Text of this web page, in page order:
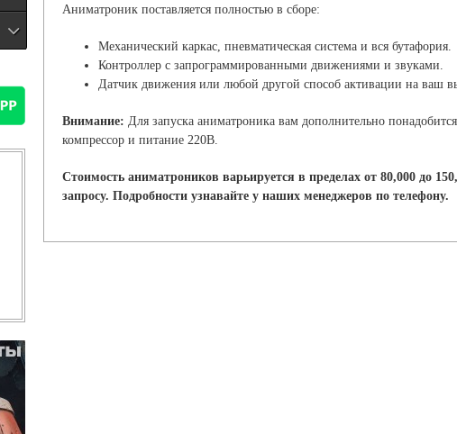
Аниматроник поставляется полностью в сборе:
Механический каркас, пневматическая система и вся бутафория.
Контроллер с запрограммированными движениями и звуками.
Датчик движения или любой другой способ активации на ваш
Внимание: Для запуска аниматроника вам дополнительно
компрессор и питание 220В.
Стоимость аниматроников варьируется в пределах от 80,000 до
запросу. Подробности узнавайте у наших менеджеров по телефону.